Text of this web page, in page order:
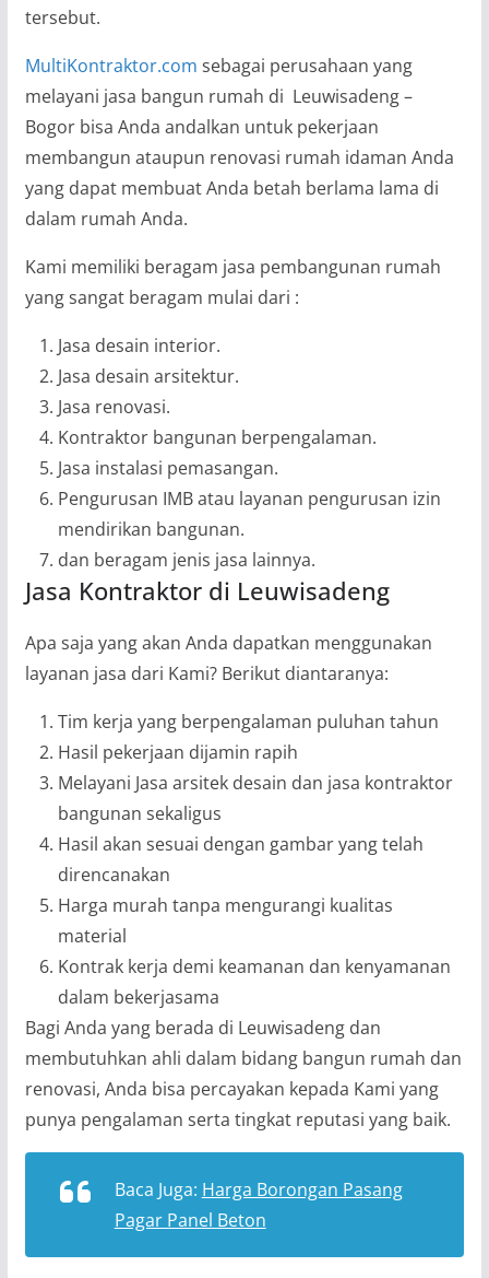
tersebut.
MultiKontraktor.com sebagai perusahaan yang
melayani jasa bangun rumah di Leuwisadeng –
Bogor bisa Anda andalkan untuk pekerjaan
membangun ataupun renovasi rumah idaman Anda
yang dapat membuat Anda betah berlama lama di
dalam rumah Anda.
Kami memiliki beragam jasa pembangunan rumah
yang sangat beragam mulai dari :
Jasa desain interior.
Jasa desain arsitektur.
Jasa renovasi.
Kontraktor bangunan berpengalaman.
Jasa instalasi pemasangan.
Pengurusan IMB atau layanan pengurusan izin
mendirikan bangunan.
dan beragam jenis jasa lainnya.
Jasa Kontraktor di Leuwisadeng
Apa saja yang akan Anda dapatkan menggunakan
layanan jasa dari Kami? Berikut diantaranya:
Tim kerja yang berpengalaman puluhan tahun
Hasil pekerjaan dijamin rapih
Melayani Jasa arsitek desain dan jasa kontraktor
bangunan sekaligus
Hasil akan sesuai dengan gambar yang telah
direncanakan
Harga murah tanpa mengurangi kualitas
material
Kontrak kerja demi keamanan dan kenyamanan
dalam bekerjasama
Bagi Anda yang berada di Leuwisadeng dan
membutuhkan ahli dalam bidang bangun rumah dan
renovasi, Anda bisa percayakan kepada Kami yang
punya pengalaman serta tingkat reputasi yang baik.
Baca Juga: Harga Borongan Pasang
Pagar Panel Beton